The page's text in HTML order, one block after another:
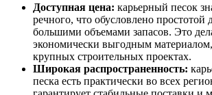
Доступная цена: карьерный песок
речного, что обусловлено простотой
большими объемами запасов. Это
экономически выгодным
крупных строительных проектах.
Широкая распространенность:
песка есть практически во всех